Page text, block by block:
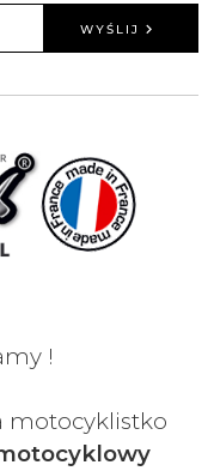
WYŚLIJ
!
motocyklistko